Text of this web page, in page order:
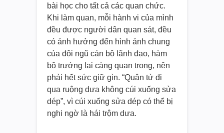
bài học cho tất cả các quan chức.
Khi làm quan, mỗi hành vi của mình
đều được người dân quan sát, đều
có ảnh hưởng đến hình ảnh chung
của đội ngũ cán bộ lãnh đạo, hàm
bộ trưởng lại càng quan trọng, nên
phải hết sức giữ gìn. “Quân tử đi
qua ruộng dưa không cúi xuống sửa
dép”, vì cúi xuống sửa dép có thể bị
nghi ngờ là hái trộm dưa.